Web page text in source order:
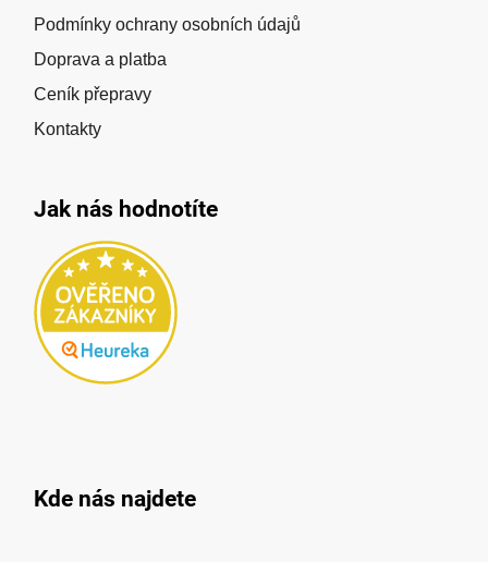
Podmínky ochrany osobních údajů
Doprava a platba
Ceník přepravy
Kontakty
Jak nás hodnotíte
Kde nás najdete